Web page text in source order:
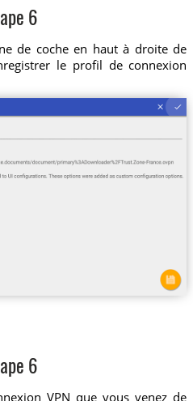
6
de coche en haut à droite de
le profil de connexion
6
VPN que vous venez de